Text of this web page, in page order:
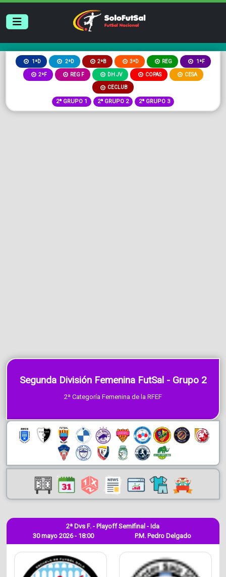
1ªD 2ªD 2ªB 3ªD REG 1ªF
2ªF REG F DH JV COPAS CESA
CECLUB
2ª GRUPO 1 2ª GRUPO 2 2ª GRUPO 3
Segunda División Femenina FutSal - Grupo 2
2ª Categoría Femenina de la RFEF
30 mayo 2026 - 18:00
2ª Dvs F. - Playoff Semifinal - Ida
P.M. Pedro Delgado